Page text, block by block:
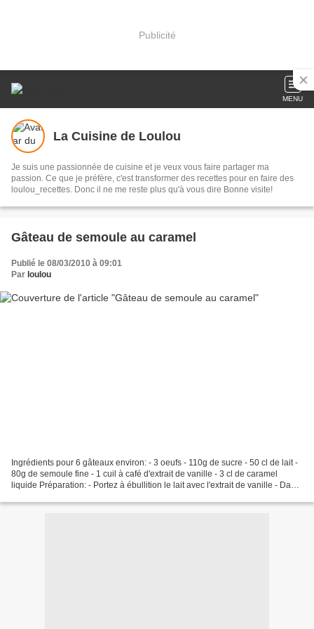
Publicité
MENU
La Cuisine de Loulou
Je suis une passionnée de cuisine et je veux vous faire partager ma
passion. Ce que je préfère, c'est transformer des recettes pour en faire des
loulou_recettes. Donc il ne me reste plus qu'à vous dire Bonne visite!
Gâteau de semoule au caramel
Publié le 08/03/2010 à 09:01
Par loulou
Ingrédients pour 6 gâteaux environ: - 3 oeufs - 110g de sucre - 50 cl de lait -
80g de semoule fine - 1 cuil à café d'extrait de vanille - 3 cl de caramel
liquide Préparation: - Portez à ébullition le lait avec l'extrait de vanille - Dans